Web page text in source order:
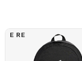
E RE